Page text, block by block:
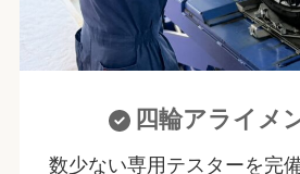
四輪アライメ
数少ない専用テスターを完